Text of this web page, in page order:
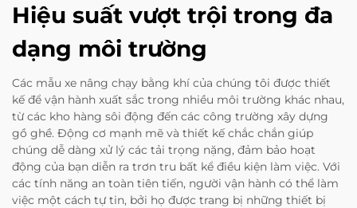
Hiệu suất vượt trội trong đa
dạng môi trường
Các mẫu xe nâng chạy bằng khí của chúng tôi được thiết
kế để vận hành xuất sắc trong nhiều môi trường khác nhau,
từ các kho hàng sôi động đến các công trường xây dựng
gồ ghề. Động cơ mạnh mẽ và thiết kế chắc chắn giúp
chúng dễ dàng xử lý các tải trọng nặng, đảm bảo hoạt
động của bạn diễn ra trơn tru bất kể điều kiện làm việc. Với
các tính năng an toàn tiên tiến, người vận hành có thể làm
việc một cách tự tin, bởi họ được trang bị những thiết bị